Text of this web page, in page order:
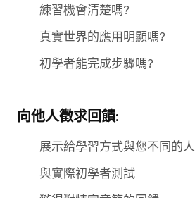
練習機會清楚嗎?
真實世界的應用明顯嗎?
初學者能完成步驟嗎?
向他人徵求回饋:
展示給學習方式與您不同的人
與實際初學者測試